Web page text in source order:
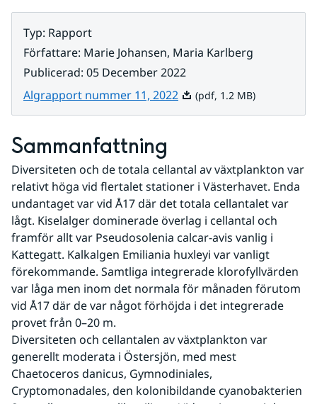
Typ: Rapport
Författare: Marie Johansen, Maria Karlberg
Publicerad: 05 December 2022
Algrapport nummer 11, 2022 Pdf, 1.2 MB.
(pdf, 1.2 MB)
Sammanfattning
Diversiteten och de totala cellantal av växtplankton var
relativt höga vid flertalet stationer i Västerhavet. Enda
undantaget var vid Å17 där det totala cellantalet var
lågt. Kiselalger dominerade överlag i cellantal och
framför allt var Pseudosolenia calcar-avis vanlig i
Kattegatt. Kalkalgen Emiliania huxleyi var vanligt
förekommande. Samtliga integrerade klorofyllvärden
var låga men inom det normala för månaden förutom
vid Å17 där de var något förhöjda i det integrerade
provet från 0–20 m.
Diversiteten och cellantalen av växtplankton var
generellt moderata i Östersjön, med mest
Chaetoceros danicus, Gymnodiniales,
Cryptomonadales, den kolonibildande cyanobakterien